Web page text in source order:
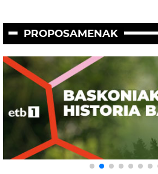
PROPOSAMENAK